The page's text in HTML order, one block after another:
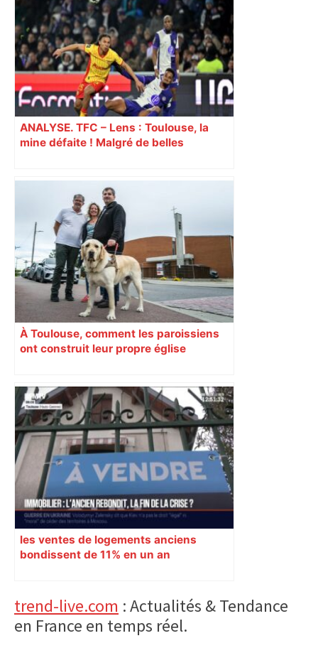
avec métier, sans briller… Les
Toulousains ont composté leur billet
pour les 16es, on vous explique
comment – ladepeche.fr
ANALYSE. TFC – Lens : Toulouse, la
mine défaite ! Malgré de belles
À Toulouse, comment les paroissiens
ont construit leur propre église
les ventes de logements anciens
bondissent de 11% en un an
Primary
Sidebar
trend-live.com : Actualités & Tendance
en France en temps réel.